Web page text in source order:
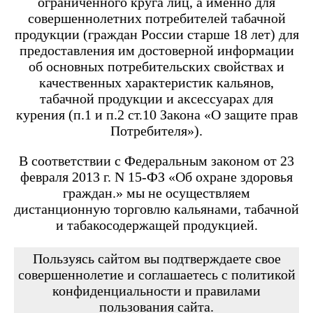
совершеннолетних потребителей табачной
продукции (граждан России старше 18 лет) для
предоставления им достоверной информации
об основных потребительских свойствах и
качественных характеристик кальянов,
табачной продукции и аксессуарах для
курения (п.1 и п.2 ст.10 Закона «О защите прав
Потребителя»).
В соответствии с Федеральным законом от 23
февраля 2013 г. N 15-ФЗ «Об охране здоровья
граждан.» мы не осуществляем
дистанционную торговлю кальянами, табачной
и табакосодержащей продукцией.
Пользуясь сайтом вы подтверждаете свое
совершеннолетие и соглашаетесь с политикой
конфиденциальности и правилами
пользования сайта.
Angry Vape Fury
Angry Vape Fury Max
Dabbler
Favostix
Favostix mini
FEELIN
FEELIN 2.0
FEELIN MINI
FEELIN X
Flexus
FLEXUS BLOK
FLEXUS Q
FLICK
Minican
Minican 2.0
Minican 3.0
Minican 3.0 PRO
Minican 4.0
Minican 5 PRO
Minican LITE
Minican plus
Minican PLUS SLIDER